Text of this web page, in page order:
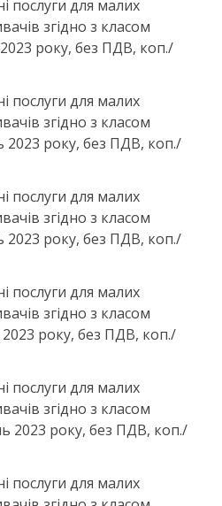
послуги для малих
згідно з класом
року, без ПДВ, коп./
послуги для малих
згідно з класом
2023 року, без ПДВ, коп./
послуги для малих
згідно з класом
2023 року, без ПДВ, коп./
послуги для малих
згідно з класом
2023 року, без ПДВ, коп./
послуги для малих
згідно з класом
2023 року, без ПДВ, коп./
послуги для малих